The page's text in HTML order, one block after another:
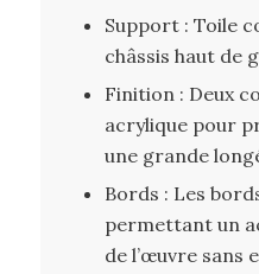
Support : Toile
châssis haut de
Finition : Deux
acrylique pour
une grande
Bords : Les
permettant un
de l’œuvre sans